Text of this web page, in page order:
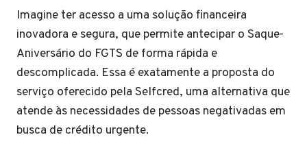
Imagine ter acesso a uma solução financeira
inovadora e segura, que permite antecipar o Saque-
Aniversário do FGTS de forma rápida e
descomplicada. Essa é exatamente a proposta do
serviço oferecido pela Selfcred, uma alternativa que
atende às necessidades de pessoas negativadas em
busca de crédito urgente.